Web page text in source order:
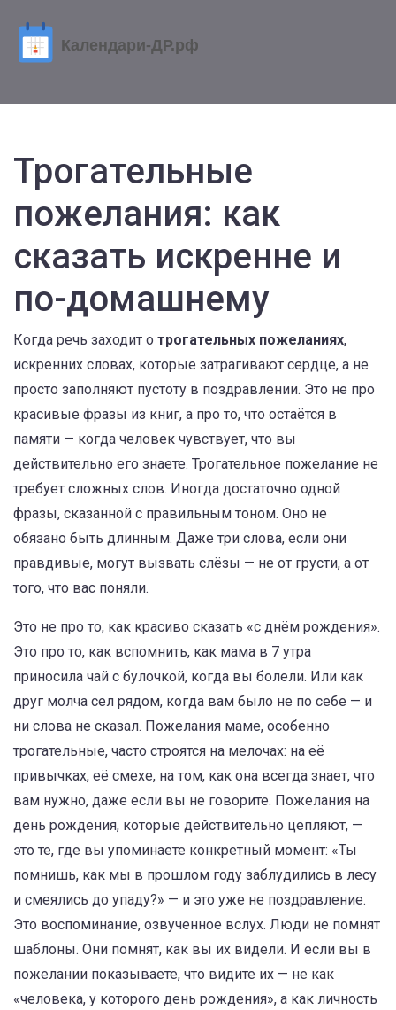
Трогательные
пожелания: как
сказать искренне и
по-домашнему
Когда речь заходит о трогательных пожеланиях,
искренних словах, которые затрагивают сердце, а не
просто заполняют пустоту в поздравлении. Это не про
красивые фразы из книг, а про то, что остаётся в
памяти — когда человек чувствует, что вы
действительно его знаете. Трогательное пожелание не
требует сложных слов. Иногда достаточно одной
фразы, сказанной с правильным тоном. Оно не
обязано быть длинным. Даже три слова, если они
правдивые, могут вызвать слёзы — не от грусти, а от
того, что вас поняли.
Это не про то, как красиво сказать «с днём рождения».
Это про то, как вспомнить, как мама в 7 утра
приносила чай с булочкой, когда вы болели. Или как
друг молча сел рядом, когда вам было не по себе — и
ни слова не сказал. Пожелания маме, особенно
трогательные, часто строятся на мелочах: на её
привычках, её смехе, на том, как она всегда знает, что
вам нужно, даже если вы не говорите. Пожелания на
день рождения, которые действительно цепляют, —
это те, где вы упоминаете конкретный момент: «Ты
помнишь, как мы в прошлом году заблудились в лесу
и смеялись до упаду?» — и это уже не поздравление.
Это воспоминание, озвученное вслух. Люди не помнят
шаблоны. Они помнят, как вы их видели. И если вы в
пожелании показываете, что видите их — не как
«человека, у которого день рождения», а как личность